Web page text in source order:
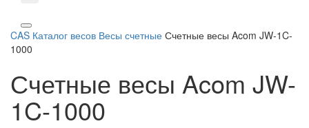
CAS Каталог весов Весы счетные Счетные весы Acom JW-1C-
1000
Счетные весы Acom JW-
1C-1000